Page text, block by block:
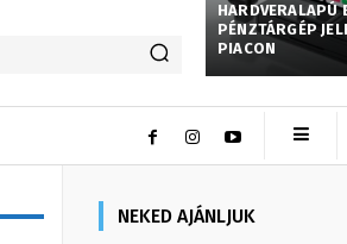
HARDVERALAPÚ
PÉNZTÁRGÉP
PIACON
NEKED AJÁNLJUK